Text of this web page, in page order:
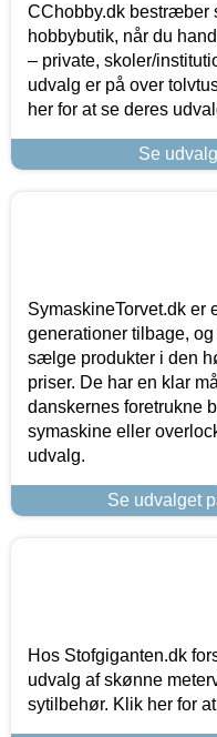
CChobby.dk bestræber
hobbybutik, når du
– private, skoler/
udvalg er på over
her for at se deres
Se
SymaskineTorvet.dk er
generationer tilbage,
sælge produkter i den
priser. De har en klar
danskernes foretrukne
symaskine eller
udvalg.
Se udvalget
Hos Stofgiganten.dk
udvalg af skønne
sytilbehør. Klik her for